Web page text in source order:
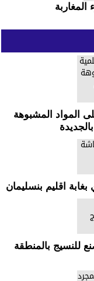
المواد المشبوهة
اقليم بنسليمان
للنسيج بالمنطقة